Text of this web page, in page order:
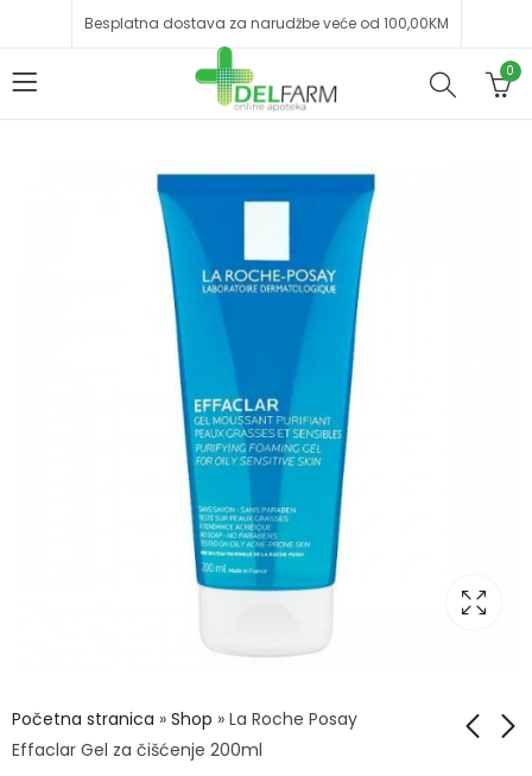
Besplatna dostava za narudžbe veće od 100,00KM
0
Početna stranica » Shop » La Roche Posay
Effaclar Gel za čišćenje 200ml